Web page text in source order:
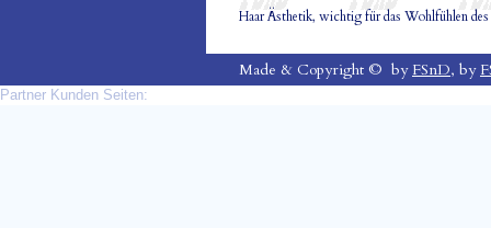
Haar Ästhetik, wichtig für das Wohlfühlen
Made & Copyright © by FSnD, by
Partner Kunden Seiten: